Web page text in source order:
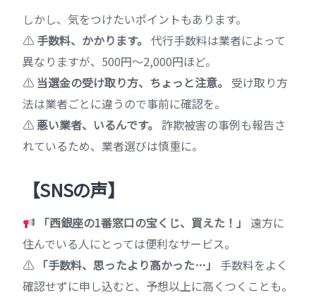
しかし、気をつけたいポイントもあります。
⚠ 手数料、かかります。 代行手数料は業者によって
異なりますが、500円～2,000円ほど。
⚠ 当選金の受け取り方、ちょっと注意。 受け取り方
法は業者ごとに違うので事前に確認を。
⚠悪い業者、いるんです。 詐欺被害の事例も報告さ
れているため、業者選びは慎重に。
【SNSの声】
「西銀座の1番窓口の宝くじ、買えた！」
遠方に
住んでいる人にとっては便利なサービス。
⚠ 「手数料、思ったより高かった…」
手数料をよく
確認せずに申し込むと、予想以上に高くつくことも。